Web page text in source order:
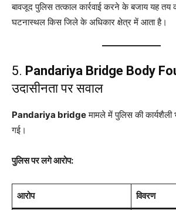
बावजूद पुलिस तत्काल कार्रवाई करने के बजाय यह तय
घटनास्थल किस जिले के अधिकार क्षेत्र में आता है।
5. Pandariya Bridge Body
उदासीनता पर सवाल
Pandariya bridgeमामले में पुलिस की
गई।
पुलिस पर लगे आरोप:
आरोप विवरण